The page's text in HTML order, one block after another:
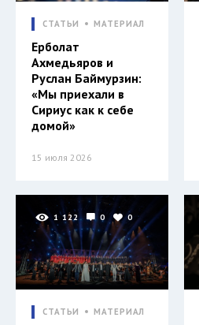
СТАТЬИ МАТЕРИАЛ
Ерболат
Ахмедьяров и
Руслан Баймурзин:
«Мы приехали в
Сириус как к себе
домой»
15 июля 2026
1 122 0 0
СТАТЬИ МАТЕРИАЛ